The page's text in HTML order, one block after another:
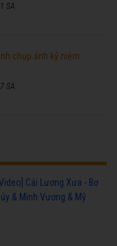
SA
chụp ảnh kỷ niệm
SA
Cải Lương Xưa - Bơ
& Minh Vương & Mỹ